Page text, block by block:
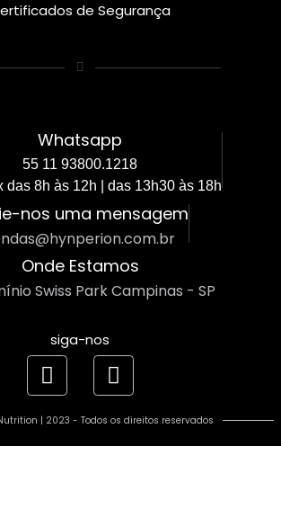
de Segurança
Whatsapp
55 11 93800.1218
das 8h às 12h | das 13h30 às 18h
nos uma mensagem
Onde Estamos
Swiss Park Campinas - SP
siga-nos
| 2023 - Todos os direitos reservados